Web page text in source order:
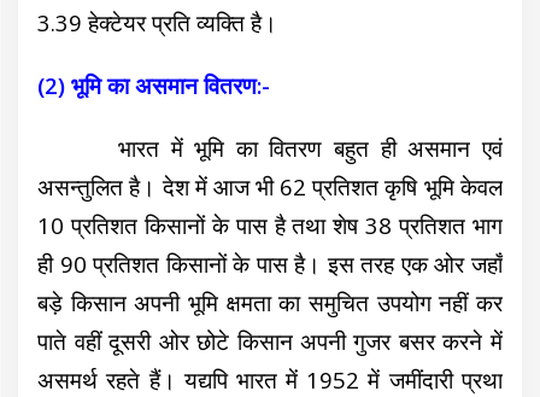
3.39 हेक्टेयर प्रति व्यक्ति है।
(2) भूमि का असमान वितरण:-
भारत में भूमि का वितरण बहुत ही असमान एवं
असन्तुलित है। देश में आज भी 62 प्रतिशत कृषि भूमि केवल
10 प्रतिशत किसानों के पास है तथा शेष 38 प्रतिशत भाग
ही 90 प्रतिशत किसानों के पास है। इस तरह एक ओर जहाँ
बड़े किसान अपनी भूमि क्षमता का समुचित उपयोग नहीं कर
पाते वहीं दूसरी ओर छोटे किसान अपनी गुजर बसर करने में
असमर्थ रहते हैं। यद्यपि भारत में 1952 में जमींदारी प्रथा